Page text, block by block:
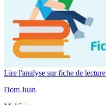
Lire l'analyse sur fiche de lecture
Dom Juan